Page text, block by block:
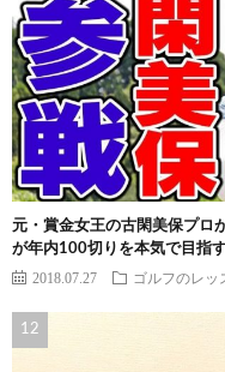
元・賞金女王の古閑美保プロ
が年内100切りを本気で目指
2018.07.27 ゴルフのレッ